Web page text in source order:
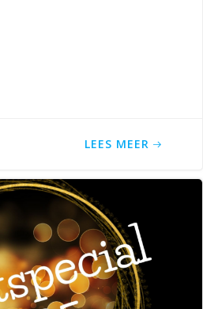
LEES MEER